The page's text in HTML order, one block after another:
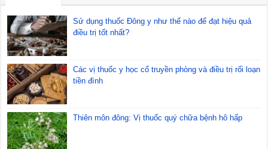
Sử dụng thuốc Đông y như thế nào để đạt hiệu quả
điều trị tốt nhất?
Các vị thuốc y học cổ truyền phòng và điều trị rối loạn
tiền đình
Thiên môn đông: Vị thuốc quý chữa bệnh hô hấp